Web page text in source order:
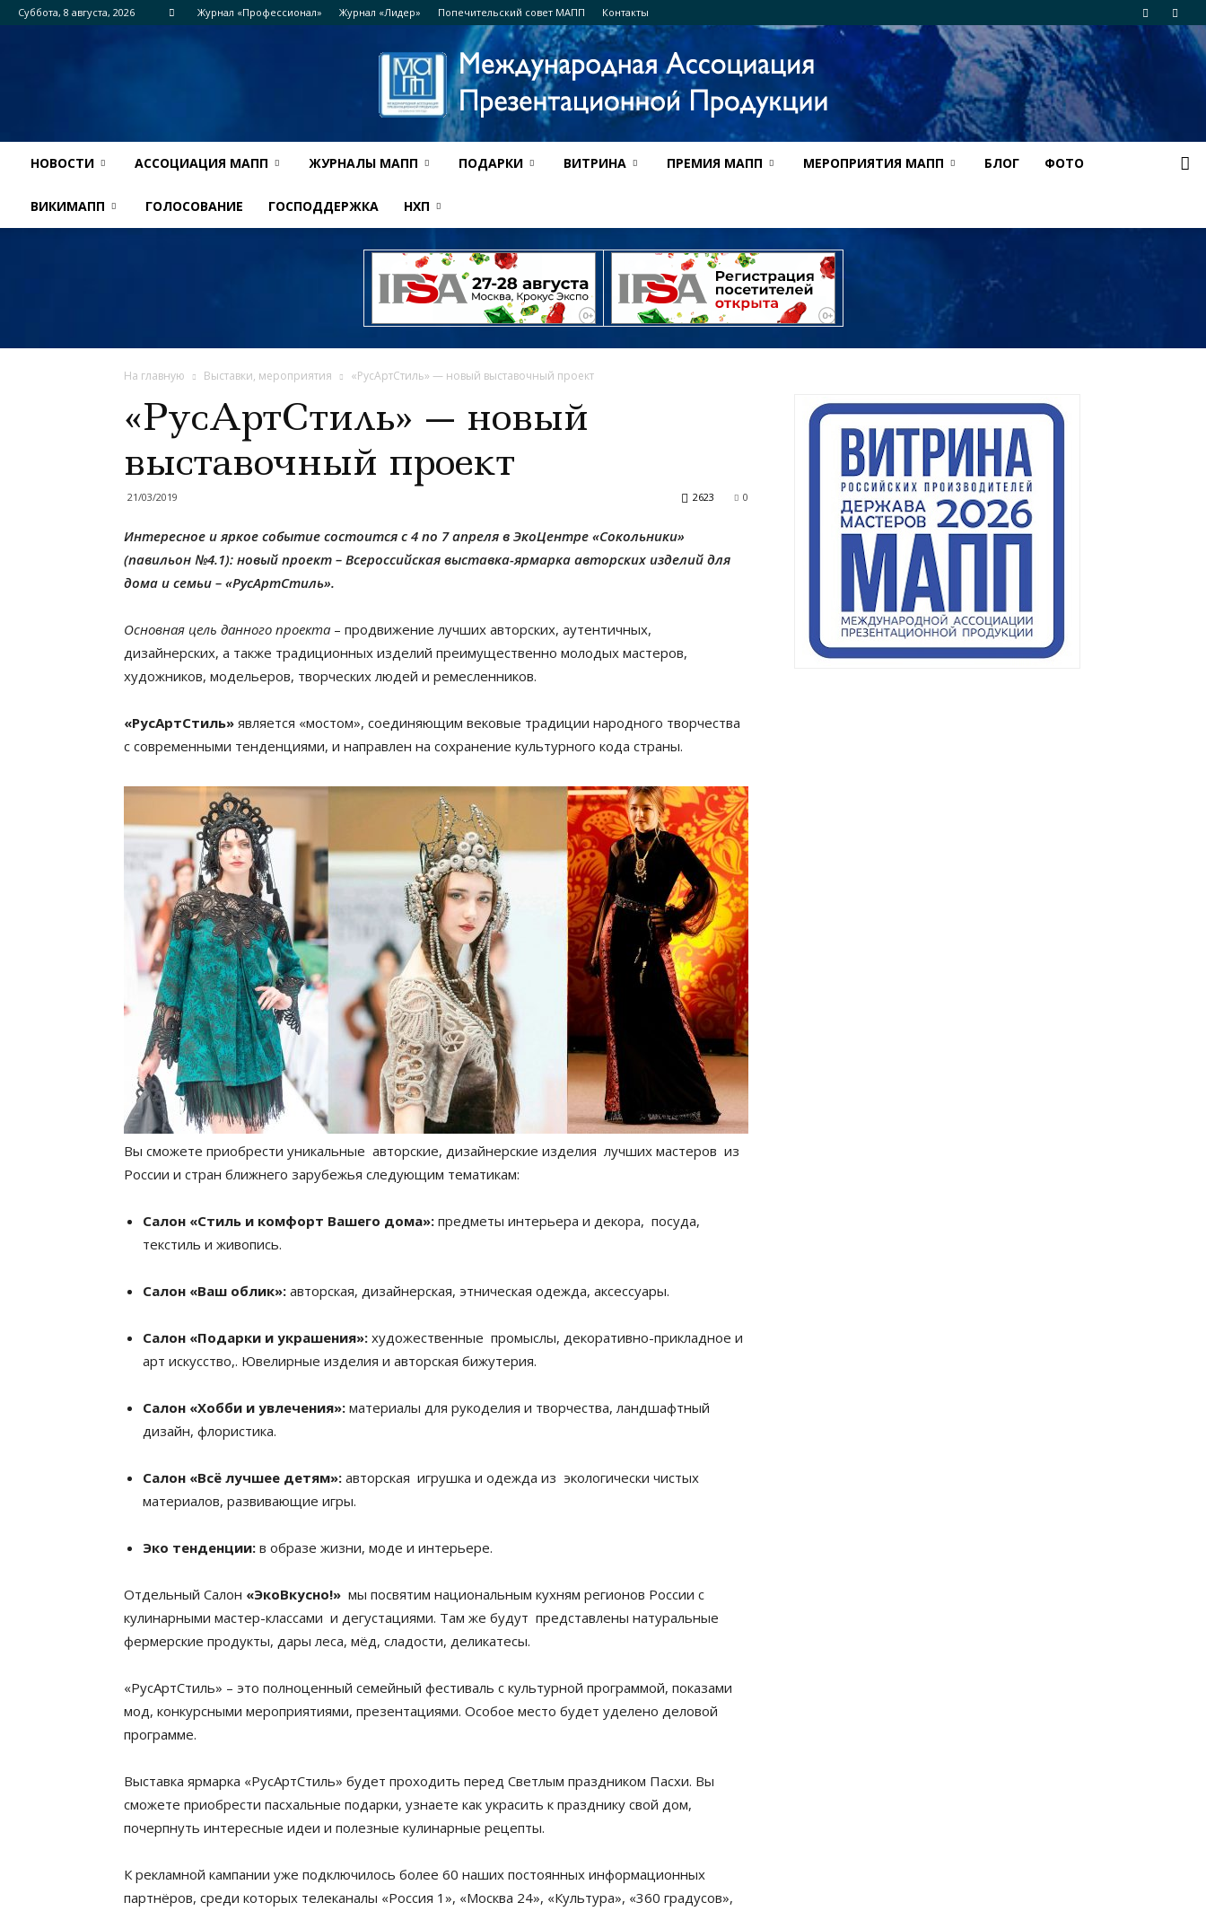
Суббота, 8 августа, 2026 Журнал «Профессионал» Журнал «Лидер» Попечительский совет МАПП Контакты
НОВОСТИ АССОЦИАЦИЯ МАПП ЖУРНАЛЫ МАПП ПОДАРКИ ВИТРИНА ПРЕМИЯ МАПП МЕРОПРИЯТИЯ МАПП БЛОГ ФОТО
ВИКИМАПП ГОЛОСОВАНИЕ ГОСПОДДЕРЖКА НХП
На главную Выставки, мероприятия «РусАртСтиль» — новый выставочный проект
«РусАртСтиль» — новый
выставочный проект
21/03/2019 0
2623
Интересное и яркое событие состоится с 4 по 7 апреля в ЭкоЦентре «Сокольники»
(павильон №4.1): новый проект – Всероссийская выставка-ярмарка авторских изделий для
дома и семьи – «РусАртСтиль».
Основная цель данного проекта – продвижение лучших авторских, аутентичных,
дизайнерских, а также традиционных изделий преимущественно молодых мастеров,
художников, модельеров, творческих людей и ремесленников.
«РусАртСтиль» является «мостом», соединяющим вековые традиции народного творчества
с современными тенденциями, и направлен на сохранение культурного кода страны.
Вы сможете приобрести уникальные авторские, дизайнерские изделия лучших мастеров из
России и стран ближнего зарубежья следующим тематикам:
Салон «Стиль и комфорт Вашего дома»: предметы интерьера и декора, посуда,
текстиль и живопись.
Салон «Ваш облик»: авторская, дизайнерская, этническая одежда, аксессуары.
Салон «Подарки и украшения»: художественные промыслы, декоративно-прикладное и
арт искусство,. Ювелирные изделия и авторская бижутерия.
Салон «Хобби и увлечения»: материалы для рукоделия и творчества, ландшафтный
дизайн, флористика.
Салон «Всё лучшее детям»: авторская игрушка и одежда из экологически чистых
материалов, развивающие игры.
Эко тенденции: в образе жизни, моде и интерьере.
Отдельный Салон «ЭкоВкусно!» мы посвятим национальным кухням регионов России с
кулинарными мастер-классами и дегустациями. Там же будут представлены натуральные
фермерские продукты, дары леса, мёд, сладости, деликатесы.
«РусАртСтиль» – это полноценный семейный фестиваль с культурной программой, показами
мод, конкурсными мероприятиями, презентациями. Особое место будет уделено деловой
программе.
Выставка ярмарка «РусАртСтиль» будет проходить перед Светлым праздником Пасхи. Вы
сможете приобрести пасхальные подарки, узнаете как украсить к празднику свой дом,
почерпнуть интересные идеи и полезные кулинарные рецепты.
К рекламной кампании уже подключилось более 60 наших постоянных информационных
партнёров, среди которых телеканалы «Россия 1», «Москва 24», «Культура», «360 градусов»,